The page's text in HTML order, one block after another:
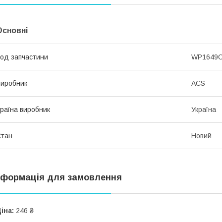
запчастини
ACS
виробник Україна
Новий
для замовлення
246 ₴